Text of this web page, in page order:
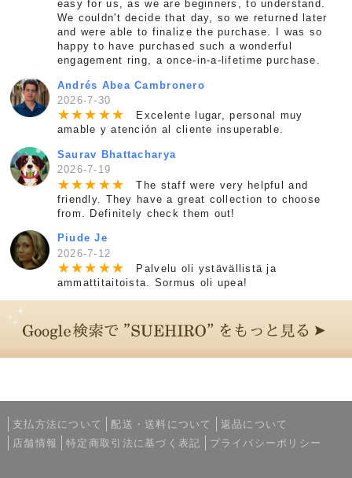
easy for us, as we are beginners, to understand.
We couldn't decide that day, so we returned later
and were able to finalize the purchase. I was so
happy to have purchased such a wonderful
engagement ring, a once-in-a-lifetime purchase.
Andrés Abea Cambronero
2026-7-30
★★★ ★★
Excelente lugar, personal muy
amable y atención al cliente insuperable.
Saurav Bhattacharya
2026-7-19
★★★ ★★
The staff were very helpful and
friendly. They have a great collection to choose
from. Definitely check them out!
Piude Je
2026-7-12
★★★ ★★
Palvelu oli ystävällistä ja
ammattitaitoista. Sormus oli upea!
支払方法について 配送・送料について
返品について
店舗情報
特定商取引法に基づく表記 プライバシーポリシー